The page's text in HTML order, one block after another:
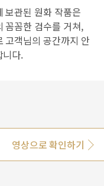
보관된 원화 작품은
꼼꼼한 검수를 거쳐,
고객님의 공간까지 안
니다.
영상으로 확인하기